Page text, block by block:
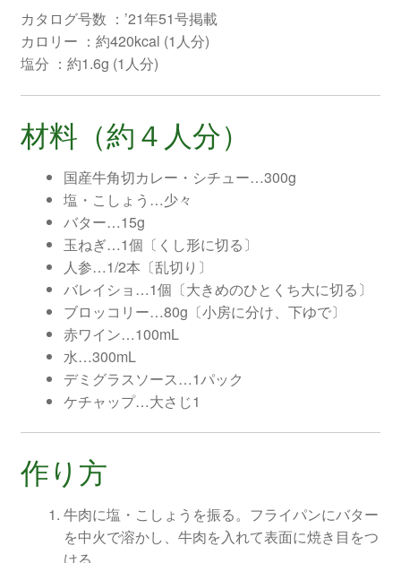
カタログ号数 ：’21年51号掲載
カロリー ：約420kcal (1人分)
塩分 ：約1.6g (1人分)
材料（約４人分）
国産牛角切カレー・シチュー…300g
塩・こしょう…少々
バター…15g
玉ねぎ…1個〔くし形に切る〕
人参…1/2本〔乱切り〕
バレイショ…1個〔大きめのひとくち大に切る〕
ブロッコリー…80g〔小房に分け、下ゆで〕
赤ワイン…100mL
水…300mL
デミグラスソース…1パック
ケチャップ…大さじ1
作り方
牛肉に塩・こしょうを振る。フライパンにバター
を中火で溶かし、牛肉を入れて表面に焼き目をつ